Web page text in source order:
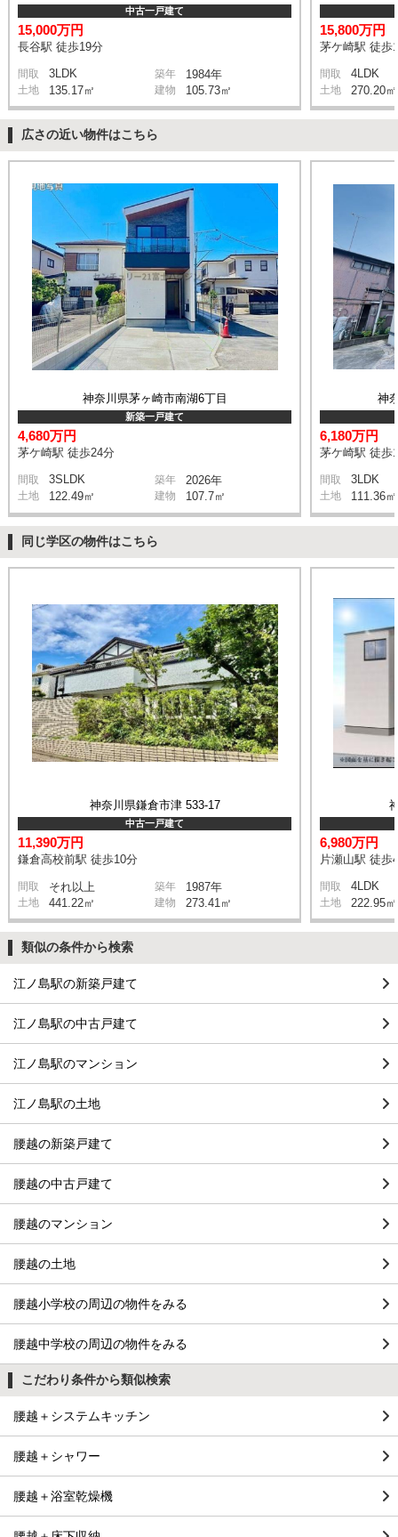
中古一戸建て
15,000万円
長谷駅 徒歩19分
間取 3LDK 築年 1984年
土地 135.17㎡ 建物 105.73㎡
15,800万円
茅ケ崎駅 徒歩
間取 4LDK
土地 270.20㎡
広さの近い物件はこちら
神奈川県茅ヶ崎市南湖6丁目
新築一戸建て
4,680万円
茅ケ崎駅 徒歩24分
間取 3SLDK 築年 2026年
土地 122.49㎡ 建物 107.7㎡
神
6,180万円
茅ケ崎駅 徒歩
間取 3LDK
土地 111.36㎡
同じ学区の物件はこちら
神奈川県鎌倉市津 533-17
中古一戸建て
11,390万円
鎌倉高校前駅 徒歩10分
間取 それ以上 築年 1987年
土地 441.22㎡ 建物 273.41㎡
6,980万円
片瀬山駅 徒歩
間取 4LDK
土地 222.95㎡
類似の条件から検索
江ノ島駅の新築戸建て
江ノ島駅の中古戸建て
江ノ島駅のマンション
江ノ島駅の土地
腰越の新築戸建て
腰越の中古戸建て
腰越のマンション
腰越の土地
腰越小学校の周辺の物件をみる
腰越中学校の周辺の物件をみる
こだわり条件から類似検索
腰越＋システムキッチン
腰越＋シャワー
腰越＋浴室乾燥機